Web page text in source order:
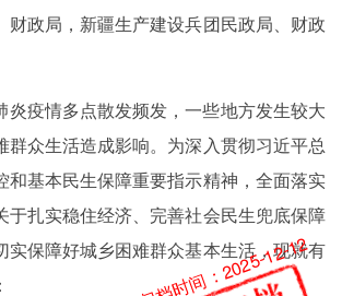
财政局，新疆生产建设兵团民政局、财政
炎疫情多点散发频发，一些地方发生较大
群众生活造成影响。为深入贯彻习近平总
和基本民生保障重要指示精神，全面落实
于扎实稳住经济、完善社会民生兜底保障
实保障好城乡困难群众基本生活，现就有
归档时间：2025-12-12